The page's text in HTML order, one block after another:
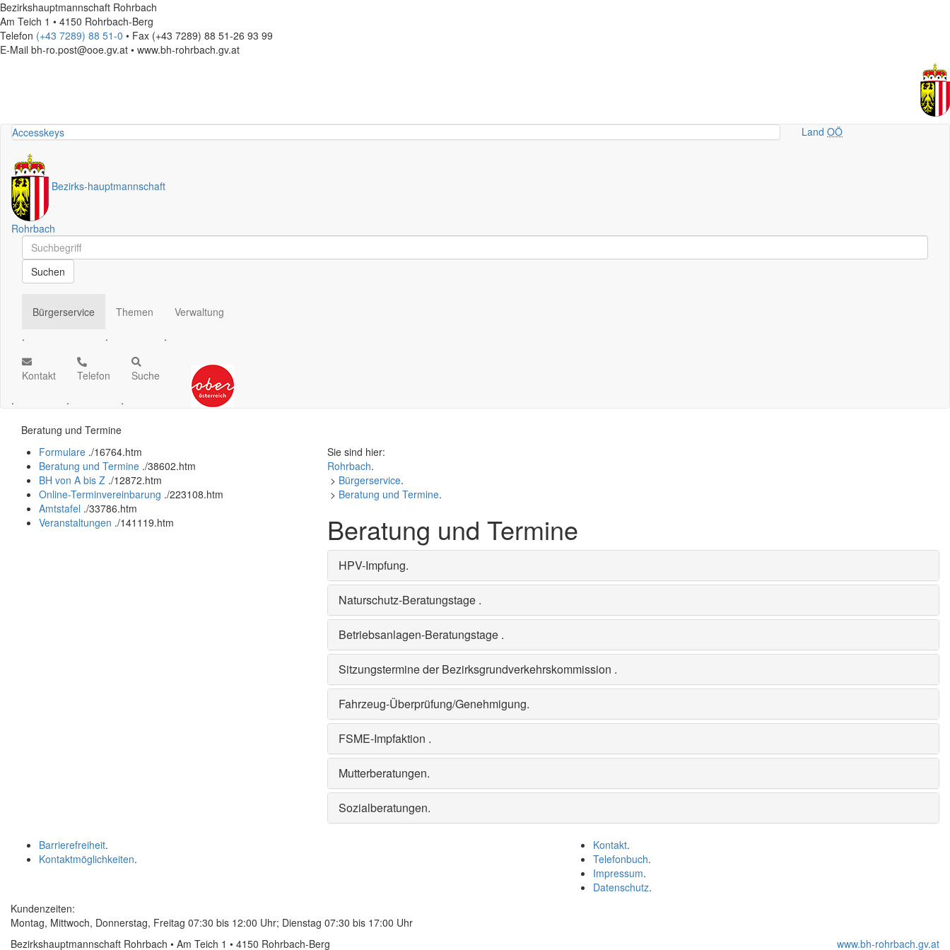
Bezirkshauptmannschaft Rohrbach
Am Teich 1 • 4150 Rohrbach-Berg
Telefon (+43 7289) 88 51-0 • Fax (+43 7289) 88 51-26 93 99
E-Mail bh-ro.post@ooe.gv.at • www.bh-rohrbach.gv.at
Accesskeys LandOÖ
Bezirks-hauptmannschaft
Rohrbach
Schnellsuche
Schnellsuche
Suchen
Bürgerservice
.
Themen
.
Verwaltung
.
Kontakt
.
Telefon
.
Suche
.
Beratung und Termine
Formulare ./16764.htm
Beratung und Termine ./38602.htm
BH von A bis Z ./12872.htm
Online-Terminvereinbarung ./223108.htm
Amtstafel ./33786.htm
Veranstaltungen ./141119.htm
Sie sind hier:
Rohrbach.
> Bürgerservice.
> Beratung und Termine.
Beratung und Termine
HPV-Impfung.
Naturschutz-Beratungstage .
Betriebsanlagen-Beratungstage .
Sitzungstermine der Bezirksgrundverkehrskommission .
Fahrzeug-Überprüfung/Genehmigung.
FSME-Impfaktion .
Mutterberatungen.
Sozialberatungen.
Kontakt.
Telefonbuch.
Impressum.
Datenschutz.
Barrierefreiheit.
Kontaktmöglichkeiten.
Kundenzeiten:
Montag, Mittwoch, Donnerstag, Freitag 07:30 bis 12:00 Uhr; Dienstag 07:30 bis 17:00 Uhr
Bezirkshauptmannschaft Rohrbach • Am Teich 1 • 4150 Rohrbach-Berg
www.bh-rohrbach.gv.at